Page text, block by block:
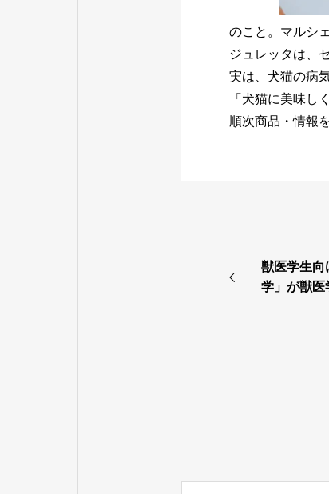
のこと。マルシ
ジュレッタは、
実は、犬猫の病
「犬猫に美味し
順次商品・情報
獣医学生
学」が獣医